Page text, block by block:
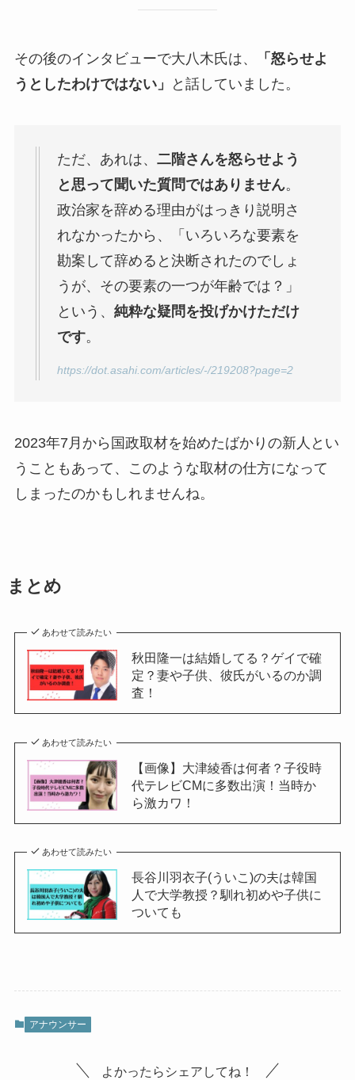
その後のインタビューで大八木氏は、
「怒らせよ
うとしたわけではない」
と話していました。
ただ、あれは、 二階さんを怒らせよう
と思って聞いた質問ではありません。
政治家を辞める理由がはっきり説明さ
れなかったから、「いろいろな要素を
勘案して辞めると決断されたのでしょ
うが、その要素の一つが年齢では？」
という、 純粋な疑問を投げかけただけ
です。
https://dot.asahi.com/articles/-/219208?page=2
2023年7月から国政取材を始めたばかりの新人とい
うこともあって、このような取材の仕方になって
しまったのかもしれませんね。
まとめ
あわせて読みたい
秋田隆一は結婚してる？ゲイで確
定？妻や子供、彼氏がいるのか調
査！
あわせて読みたい
【画像】大津綾香は何者？子役時
代テレビCMに多数出演！当時か
ら激カワ！
あわせて読みたい
長谷川羽衣子(ういこ)の夫は韓国
人で大学教授？馴れ初めや子供に
ついても
アナウンサー
よかったらシェアしてね！